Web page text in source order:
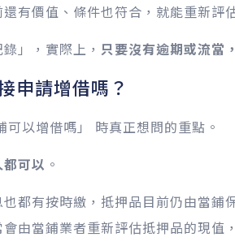
有價值、條件也符合，就能重新評
」，實際上， 只要沒有逾期或流當
申請增借嗎？
以增借嗎」 時真正想問的重點。
可以 。
都有按時繳，抵押品目前仍由當
會由當鋪業者重新評估抵押品的現